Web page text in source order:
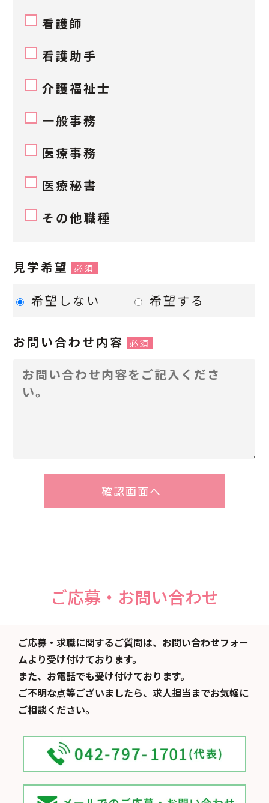
看護師
看護助手
介護福祉士
一般事務
医療事務
医療秘書
その他職種
見学希望 必須
希望しない 希望する
お問い合わせ内容 必須
ご応募・お問い合わせ
ご応募・求職に関するご質問は、お問い合わせフォー
ムより受け付けております。
また、お電話でも受け付けております。
ご不明な点等ございましたら、求人担当までお気軽に
ご相談ください。